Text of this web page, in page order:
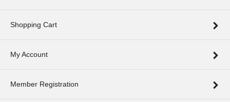
Shopping Cart
My Account
Member Registration